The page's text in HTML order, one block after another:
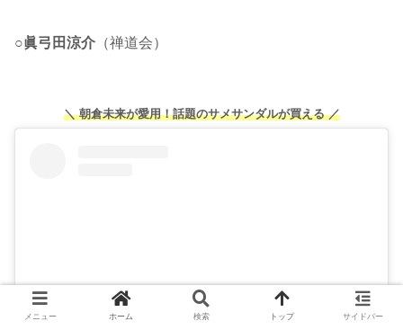
○眞弓田涼介 （禅道会）
＼ 朝倉未来が愛用！話題のサメサンダルが買える ／
メニュー ホーム 検索 トップ サイドバー